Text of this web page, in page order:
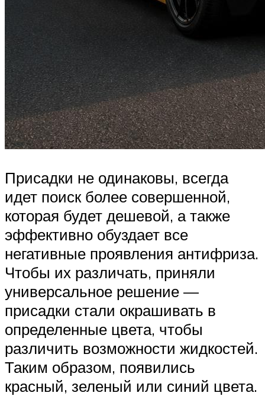
Присадки не одинаковы, всегда
идет поиск более совершенной,
которая будет дешевой, а также
эффективно обуздает все
негативные проявления антифриза.
Чтобы их различать, приняли
универсальное решение —
присадки стали окрашивать в
определенные цвета, чтобы
различить возможности жидкостей.
Таким образом, появились
красный, зеленый или синий цвета.